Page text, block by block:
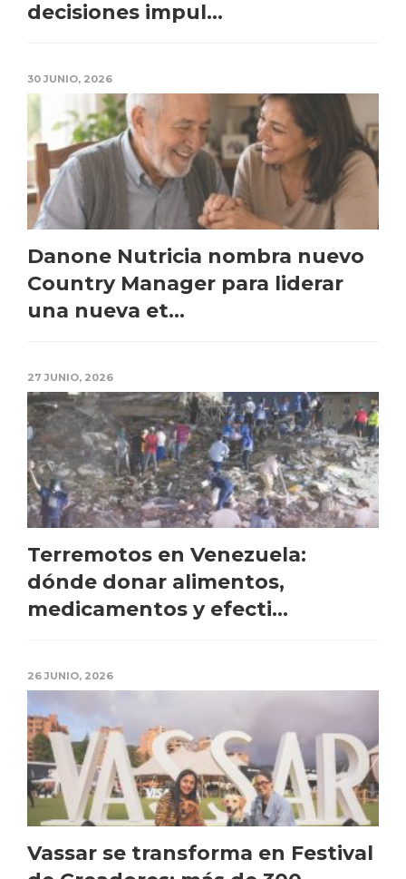
decisiones impul...
30 JUNIO, 2026
Danone Nutricia nombra nuevo
Country Manager para liderar
una nueva et...
27 JUNIO, 2026
Terremotos en Venezuela:
dónde donar alimentos,
medicamentos y efecti...
26 JUNIO, 2026
Vassar se transforma en Festival